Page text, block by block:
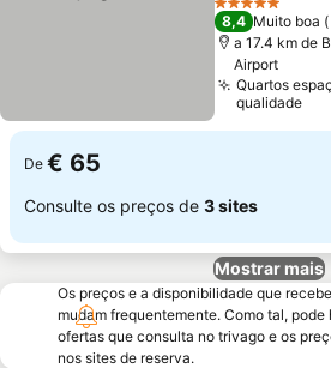
5 Estrelas
8,4 Muito boa
a 17.4 km de
Airport
Quartos
qualidade
De € 65
Consulte os preços de 3 sites
Mostrar mais
Os preços e a disponibilidade que
mudam frequentemente. Como tal,
ofertas que consulta no trivago e os
nos sites de reserva.